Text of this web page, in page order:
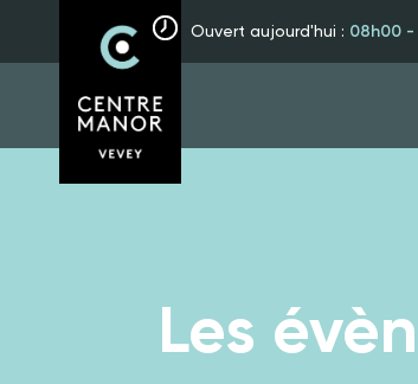
Ouvert aujourd'hui : 08h00 -
Les